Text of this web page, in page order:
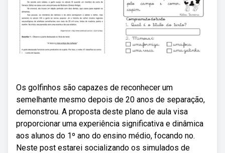
Os golfinhos são capazes de reconhecer um
semelhante mesmo depois de 20 anos de separação,
demonstrou. A proposta deste plano de aula visa
proporcionar uma experiência significativa e dinâmica
aos alunos do 1º ano do ensino médio, focando no.
Neste post estarei socializando os simulados de